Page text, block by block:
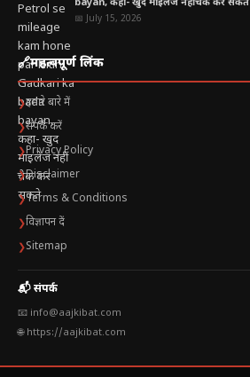
bayan, कहा- खुद माइलेज नहीं चेक कर सकते
📅 July 15, 2026
🔗महत्वपूर्ण लिंक
❯हमारे बारे में
❯संपर्क करें
❯Privacy Policy
❯Disclaimer
❯Terms & Conditions
❯विज्ञापन दें
❯Sitemap
📬 संपर्क
📧 info@aajkibat.com
🌐 https://aajkibat.com